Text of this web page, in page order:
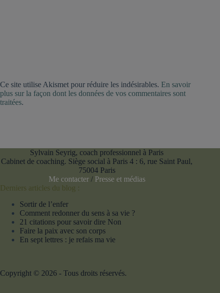
Ce site utilise Akismet pour réduire les indésirables. En savoir
plus sur la façon dont les données de vos commentaires sont
traitées.
Sylvain Seyrig, coach professionnel à Paris
Cabinet de coaching. Siège social à Paris 4 : 6, rue Saint Paul,
75004 Paris
Me contacter/ Presse et médias
Derniers articles du blog :
Sortir de l’enfer
Comment redonner du sens à sa vie ?
21 citations pour savoir dire Non
Faire la paix avec son corps
En sept lettres : je refais ma vie
Copyright © 2026 - Tous droits réservés.